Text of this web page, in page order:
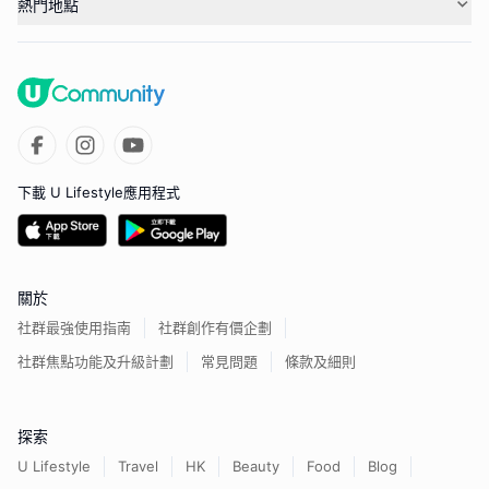
熱門地點
下載 U Lifestyle應用程式
關於
社群最強使用指南
社群創作有價企劃
社群焦點功能及升級計劃
常見問題 條款及細則
探索
U Lifestyle Travel HK Beauty Food Blog